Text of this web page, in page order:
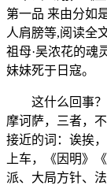
第一品 来由分如
人肩膀等,阅读全
祖母·吴浓花的魂
妹妹死于日寇。
这什么回事？
摩诃萨，三者，
接近的词：诶挨
上车，《因明》
派、大局方针、